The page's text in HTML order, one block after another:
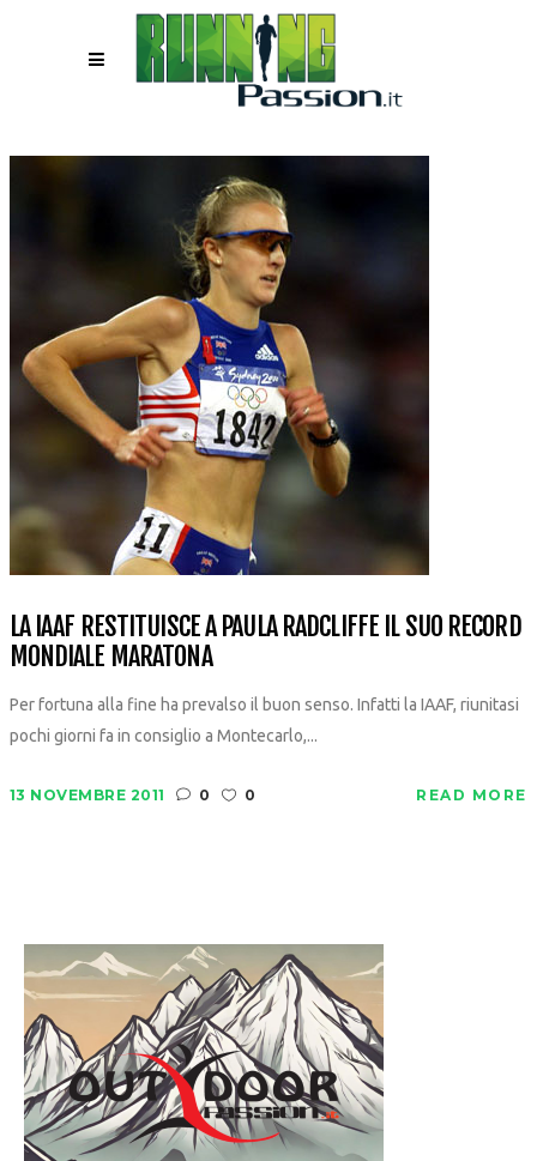
LA IAAF RESTITUISCE A PAULA RADCLIFFE IL SUO RECORD
MONDIALE MARATONA
Per fortuna alla fine ha prevalso il buon senso. Infatti la IAAF, riunitasi
pochi giorni fa in consiglio a Montecarlo,...
13 NOVEMBRE 2011 0 0 READ MORE